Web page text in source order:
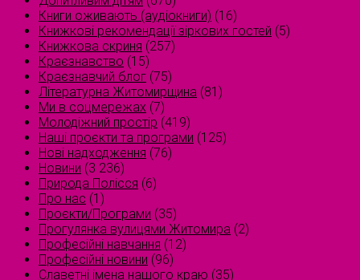
Книги оживають (аудіокниги) (16)
Книжкові рекомендації зіркових гостей (5)
Книжкова скриня (257)
Краєзнавство (15)
Краєзнавчий блог (75)
Літературна Житомирщина (81)
Ми в соцмережах (7)
Молодіжний простір (419)
Наші проєкти та програми (125)
Нові надходження (76)
Новини (3 236)
Природа Полісся (6)
Про нас (1)
Проєкти/Програми (35)
Прогулянка вулицями Житомира (2)
Професійні навчання (12)
Професійні новини (96)
Славетні імена нашого краю (35)